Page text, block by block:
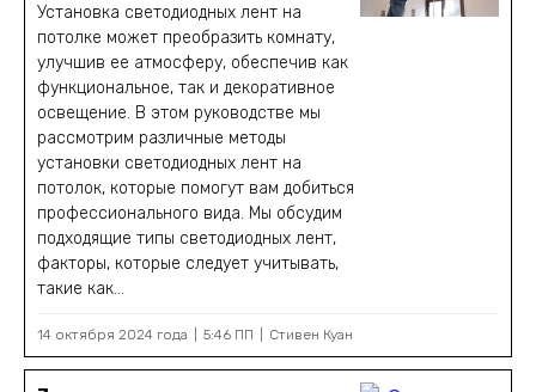
Установка светодиодных лент на
потолке может преобразить комнату,
улучшив ее атмосферу, обеспечив как
функциональное, так и декоративное
освещение. В этом руководстве мы
рассмотрим различные методы
установки светодиодных лент на
потолок, которые помогут вам добиться
профессионального вида. Мы обсудим
подходящие типы светодиодных лент,
факторы, которые следует учитывать,
такие как...
14 октября 2024 года 5:46 ПП Стивен Куан